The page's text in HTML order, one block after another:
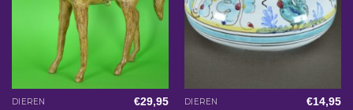
DIEREN €29,95 DIEREN €14,95